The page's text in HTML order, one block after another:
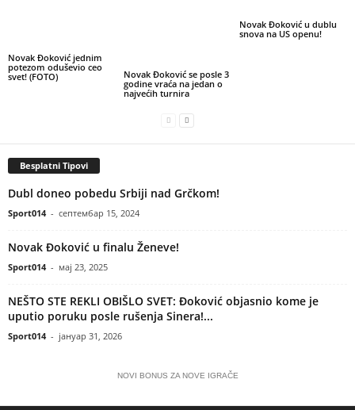
Novak Đoković jednim
potezom oduševio ceo
svet! (FOTO)
Novak Đoković se posle 3
godine vraća na jedan o
najvećih turnira
Novak Đoković u dublu
snova na US openu!
Besplatni Tipovi
Dubl doneo pobedu Srbiji nad Grčkom!
Sport014 - септембар 15, 2024
Novak Đoković u finalu Ženeve!
Sport014 - мај 23, 2025
NEŠTO STE REKLI OBIŠLO SVET: Đoković objasnio kome je
uputio poruku posle rušenja Sinera!...
Sport014 - јануар 31, 2026
NOVI BONUS ZA NOVE IGRAČE